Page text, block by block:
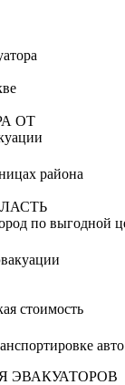
ОТ
района
авто
ЭВАКУАТОРОВ